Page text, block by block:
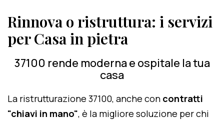
Rinnova o ristruttura: i servizi
per Casa in pietra
37100 rende moderna e ospitale la tua
casa
La ristrutturazione 37100, anche con contratti
"chiavi in mano", è la migliore soluzione per chi